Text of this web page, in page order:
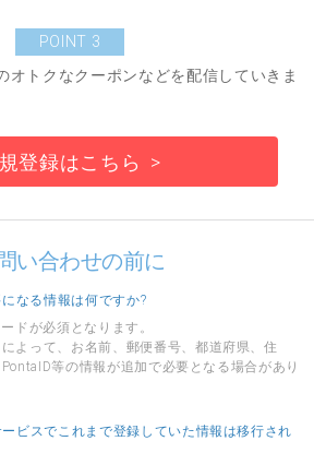
POINT 3
オトクなクーポンなどを配信していきま
登録はこちら
い合わせの前に
なる情報は何ですか?
ドが必須となります。
よって、お名前、郵便番号、都道府県、住
等の情報が追加で必要となる場合があり
ビスでこれまで登録していた情報は移行され